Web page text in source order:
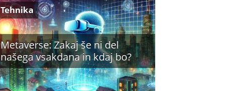
Metaverse: Zakaj še ni del
našega vsakdana in kdaj bo?
Tehnika